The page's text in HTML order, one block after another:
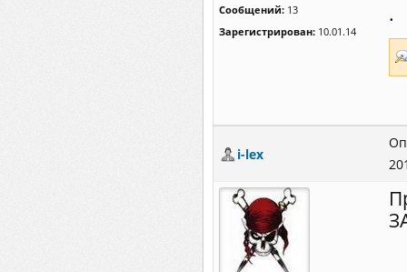
Сообщений: 13
Зарегистрирован: 10.01.14
.
i-lex